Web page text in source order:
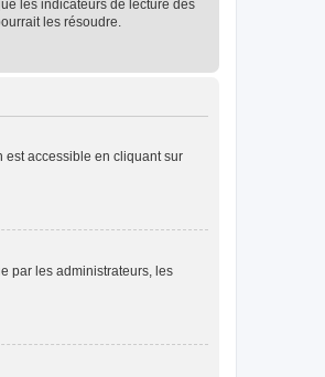
les indicateurs de lecture des
les résoudre.
accessible en cliquant sur
par les administrateurs, les